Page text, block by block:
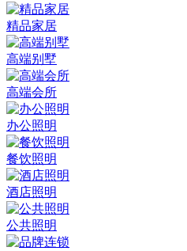
精品家居
高端别墅
高端会所
办公照明
餐饮照明
酒店照明
公共照明